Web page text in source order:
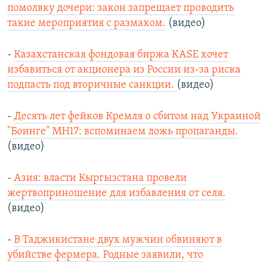
помолвку дочери: закон запрещает проводить
такие мероприятия с размахом. (видео)
- Казахстанская фондовая биржа KASE хочет
избавиться от акционера из России из-за риска
подпасть под вторичные санкции. (видео)
- Десять лет фейков Кремля о сбитом над Украиной
"Боинге" МН17: вспоминаем ложь пропаганды.
(видео)
- Азия: власти Кыргызстана провели
жертвоприношение для избавления от селя.
(видео)
- В Таджикистане двух мужчин обвиняют в
убийстве фермера. Родные заявили, что